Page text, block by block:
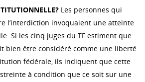
Les personnes qui
l’interdiction invoquaient une atteinte
Si les cinq juges du TF estiment que
bien être considéré comme une liberté
fédérale, ils indiquent que cette
à condition que ce soit sur une